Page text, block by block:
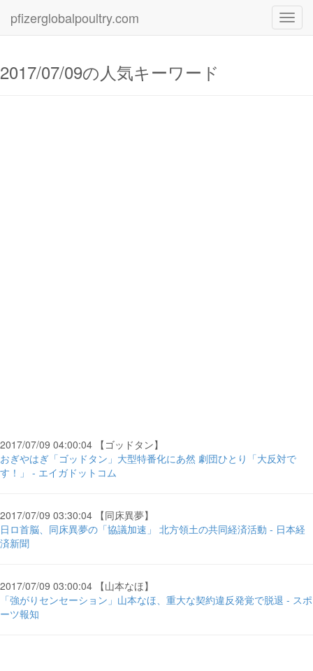
pfizerglobalpoultry.com
2017/07/09の人気キーワード
2017/07/09 04:00:04 【ゴッドタン】
おぎやはぎ「ゴッドタン」大型特番化にあ然 劇団ひとり「大反対で
す！」 - エイガドットコム
2017/07/09 03:30:04 【同床異夢】
日ロ首脳、同床異夢の「協議加速」 北方領土の共同経済活動 - 日本経
済新聞
2017/07/09 03:00:04 【山本なほ】
「強がりセンセーション」山本なほ、重大な契約違反発覚で脱退 - スポ
ーツ報知